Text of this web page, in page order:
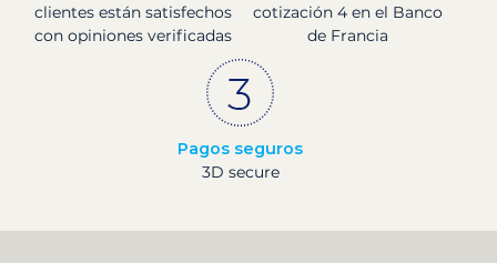
clientes están satisfechos
con opiniones verificadas
cotización 4 en el Banco
de Francia
Pagos seguros
3D secure